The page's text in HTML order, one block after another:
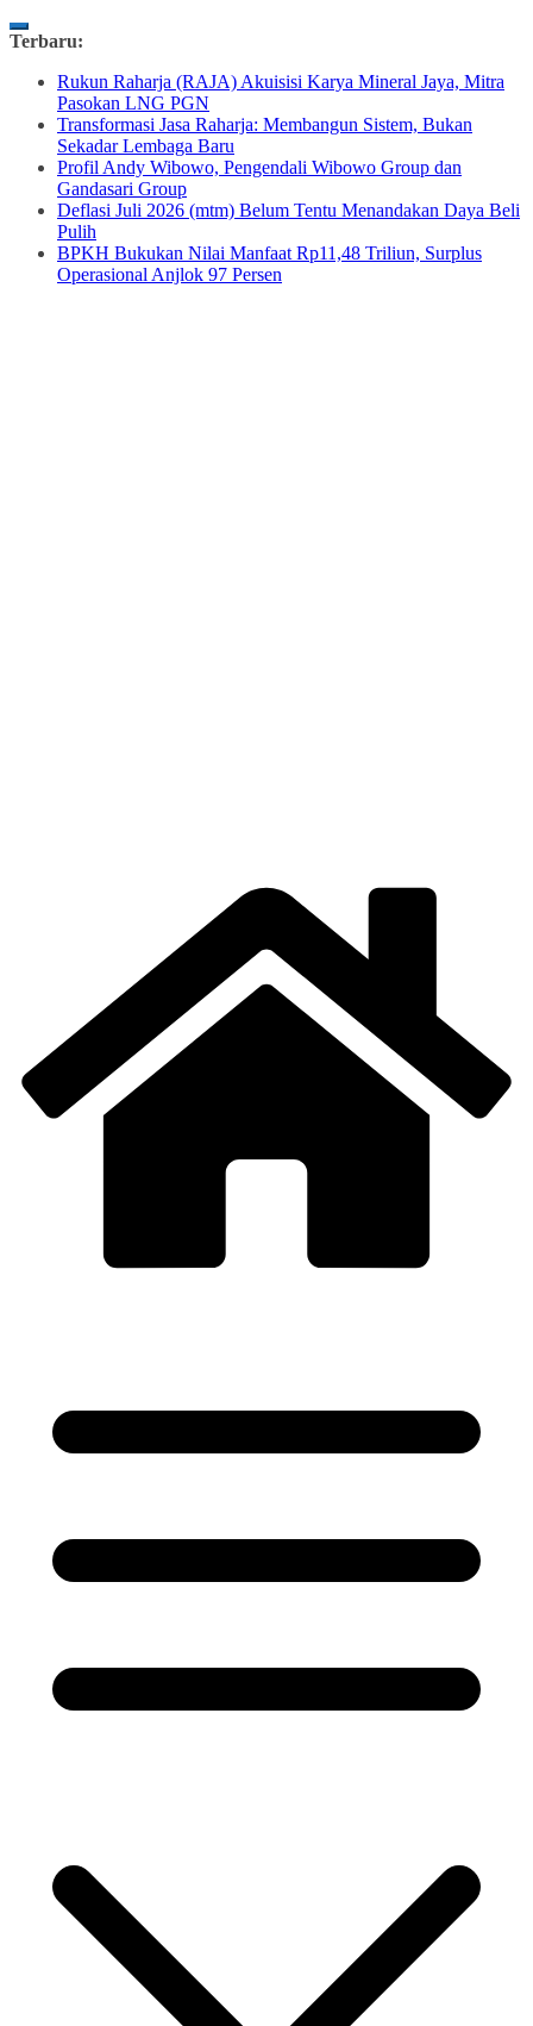
Skip
content
Terbaru:
Rukun Raharja (RAJA) Akuisisi Karya Mineral Jaya, Mitra
Pasokan LNG PGN
Transformasi Jasa Raharja: Membangun Sistem, Bukan
Sekadar Lembaga Baru
Profil Andy Wibowo, Pengendali Wibowo Group dan
Gandasari Group
Deflasi Juli 2026 (mtm) Belum Tentu Menandakan Daya Beli
Pulih
BPKH Bukukan Nilai Manfaat Rp11,48 Triliun, Surplus
Operasional Anjlok 97 Persen